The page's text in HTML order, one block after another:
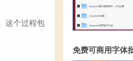
这个过程包
免费可商用字体